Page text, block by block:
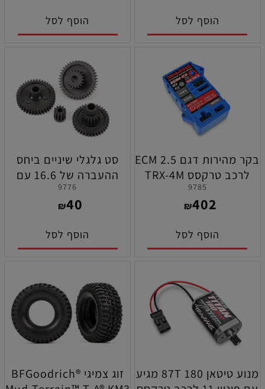
הוסף לסל הוסף לסל
בקר מהירות דגם ECM 2.5
לרכב טרקסס TRX-4M
9785
₪402
הוסף לסל
סט גלגלי שיניים ביחס
ההעברה של 16.6 עם
פיניון 11 שיניים לרכב
טרקסס TRX-4M
9776
₪40
הוסף לסל
מנוע טיטאן 180 87T מגיע
זוג צמיגי BFGoodrich®